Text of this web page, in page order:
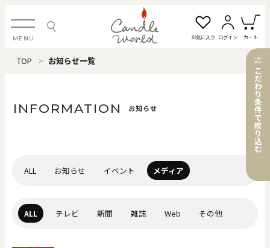
MENU お気に入り ログイン カート
ログイン・新規会員登録
すべてのアイテム
カテゴリから探す
TOP お知らせ一覧
INFORMATION お知らせ
ALL お知らせ イベント メディア
ALL テレビ 新聞 雑誌 Web その他
こ
だ
わ
り
条
件
で
絞
り
込
む